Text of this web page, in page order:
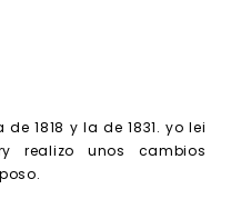
1818 y la de 1831. yo lei
realizo unos cambios